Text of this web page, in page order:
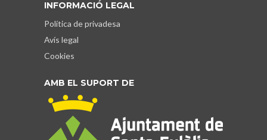
INFORMACIÓ LEGAL
Política de privadesa
Avís legal
Cookies
AMB EL SUPORT DE